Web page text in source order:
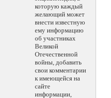
которую каждый
желающий может
внести известную
ему информацию
об участниках
Великой
Отечественной
войны, добавить
свои комментарии
к имеющейся на
сайте
информации,